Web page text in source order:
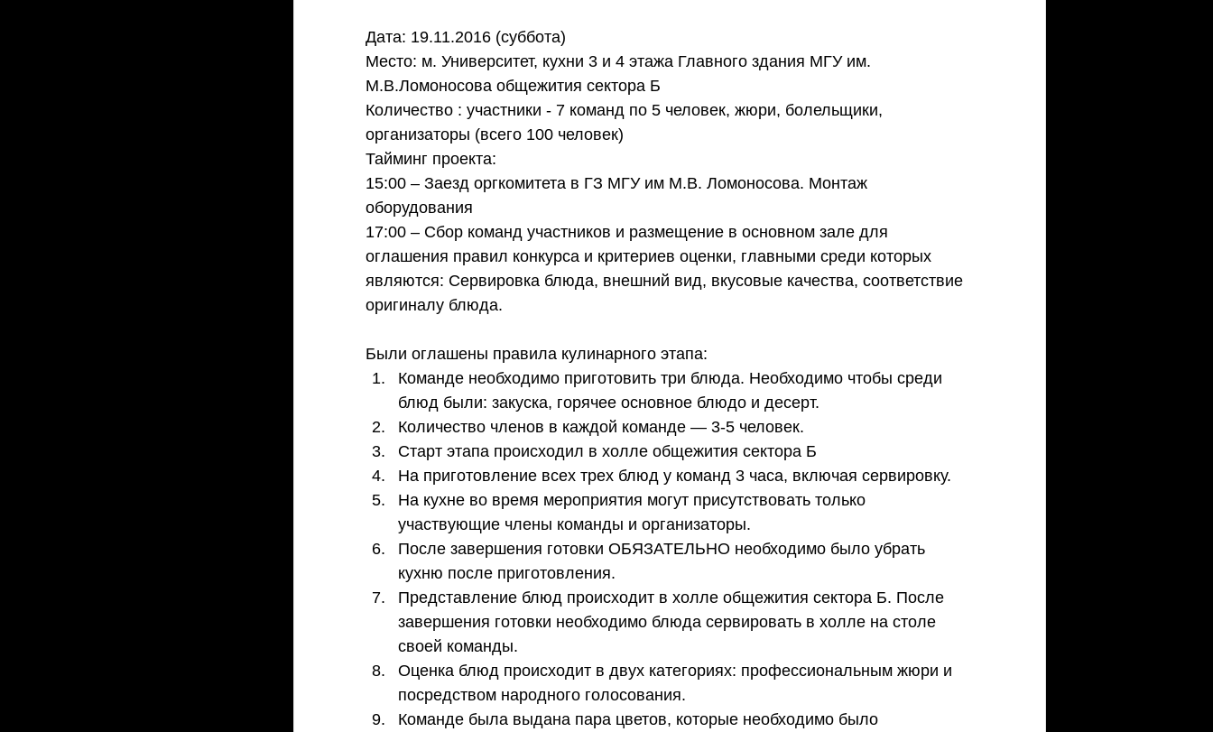
Дата: 19.11.2016 (суббота)
Место: м. Университет, кухни 3 и 4 этажа Главного здания МГУ им.
М.В.Ломоносова общежития сектора Б
Количество : участники - 7 команд по 5 человек, жюри, болельщики,
организаторы (всего 100 человек)
Тайминг проекта:
15:00 – Заезд оргкомитета в ГЗ МГУ им М.В. Ломоносова. Монтаж
оборудования
17:00 – Сбор команд участников и размещение в основном зале для
оглашения правил конкурса и критериев оценки, главными среди которых
являются: Сервировка блюда, внешний вид, вкусовые качества, соответствие
оригиналу блюда.
Были оглашены правила кулинарного этапа:
Команде необходимо приготовить три блюда. Необходимо чтобы среди
блюд были: закуска, горячее основное блюдо и десерт.
Количество членов в каждой команде — 3-5 человек.
Старт этапа происходил в холле общежития сектора Б
На приготовление всех трех блюд у команд 3 часа, включая сервировку.
На кухне во время мероприятия могут присутствовать только
участвующие члены команды и организаторы.
После завершения готовки ОБЯЗАТЕЛЬНО необходимо было убрать
кухню после приготовления.
Представление блюд происходит в холле общежития сектора Б. После
завершения готовки необходимо блюда сервировать в холле на столе
своей команды.
Оценка блюд происходит в двух категориях: профессиональным жюри и
посредством народного голосования.
Команде была выдана пара цветов, которые необходимо было